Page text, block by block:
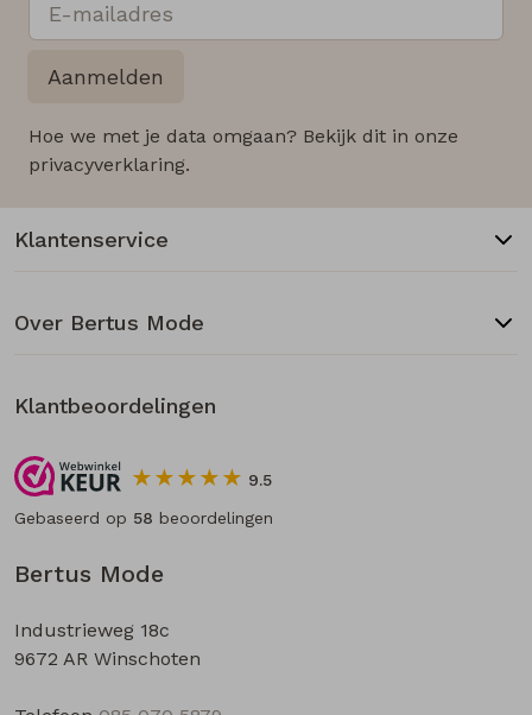
Aanmelden
Hoe we met je data omgaan? Bekijk dit in onze
privacyverklaring.
Bertus Mode
Industrieweg 18c
9672 AR Winschoten
Klantenservice
Over Bertus Mode
Klantbeoordelingen
9.5
Gebaseerd op 58 beoordelingen